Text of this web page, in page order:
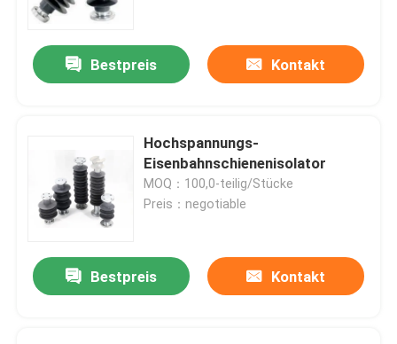
Bestpreis Kontakt
Hochspannungs-
Eisenbahnschienenisolator
MOQ：100,0-teilig/Stücke
Preis：negotiable
Bestpreis Kontakt